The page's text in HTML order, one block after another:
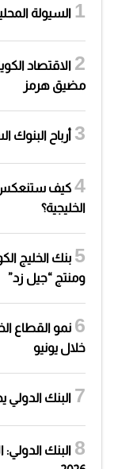
السيولة المحلية في
مضيق هرمز
أرباح البنوك السعودية
كيف ستنعكس
الخليجية؟
بنك الخليج
ومنتج “جيل زد”
نمو القطاع
خلال يونيو
البنك